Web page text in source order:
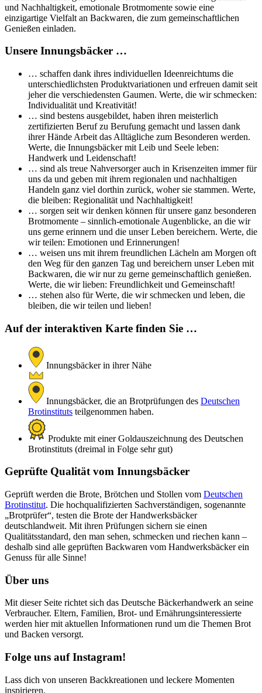
und Nachhaltigkeit, emotionale Brotmomente sowie eine
einzigartige Vielfalt an Backwaren, die zum gemeinschaftlichen
Genießen einladen.
Unsere Innungsbäcker …
… schaffen dank ihres individuellen Ideenreichtums die
unterschiedlichsten Produktvariationen und erfreuen damit seit
jeher die verschiedensten Gaumen. Werte, die wir schmecken:
Individualität und Kreativität!
… sind bestens ausgebildet, haben ihren meisterlich
zertifizierten Beruf zu Berufung gemacht und lassen dank
ihrer Hände Arbeit das Alltägliche zum Besonderen werden.
Werte, die Innungsbäcker mit Leib und Seele leben:
Handwerk und Leidenschaft!
… sind als treue Nahversorger auch in Krisenzeiten immer für
uns da und geben mit ihrem regionalen und nachhaltigen
Handeln ganz viel dorthin zurück, woher sie stammen. Werte,
die bleiben: Regionalität und Nachhaltigkeit!
… sorgen seit wir denken können für unsere ganz besonderen
Brotmomente – sinnlich-emotionale Augenblicke, an die wir
uns gerne erinnern und die unser Leben bereichern. Werte, die
wir teilen: Emotionen und Erinnerungen!
… weisen uns mit ihrem freundlichen Lächeln am Morgen oft
den Weg für den ganzen Tag und bereichern unser Leben mit
Backwaren, die wir nur zu gerne gemeinschaftlich genießen.
Werte, die wir lieben: Freundlichkeit und Gemeinschaft!
… stehen also für Werte, die wir schmecken und leben, die
bleiben, die wir teilen und lieben!
Auf der interaktiven Karte finden Sie …
Innungsbäcker in ihrer Nähe
Innungsbäcker, die an Brotprüfungen des Deutschen
Brotinstituts teilgenommen haben.
Produkte mit einer Goldauszeichnung des Deutschen
Brotinstituts (dreimal in Folge sehr gut)
Geprüfte Qualität vom Innungsbäcker
Geprüft werden die Brote, Brötchen und Stollen vom Deutschen
Brotinstitut. Die hochqualifizierten Sachverständigen, sogenannte
„Brotprüfer“, testen die Brote der Handwerksbäcker
deutschlandweit. Mit ihren Prüfungen sichern sie einen
Qualitätsstandard, den man sehen, schmecken und riechen kann –
deshalb sind alle geprüften Backwaren vom Handwerksbäcker ein
Genuss für alle Sinne!
Über uns
Mit dieser Seite richtet sich das Deutsche Bäckerhandwerk an seine
Verbraucher. Eltern, Familien, Brot- und Ernährungsinteressierte
werden hier mit aktuellen Informationen rund um die Themen Brot
und Backen versorgt.
Folge uns auf Instagram!
Lass dich von unseren Backkreationen und leckere Momenten
inspirieren.